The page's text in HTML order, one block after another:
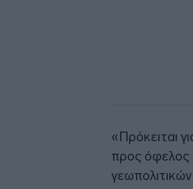
«Πρόκειται
προς όφελος